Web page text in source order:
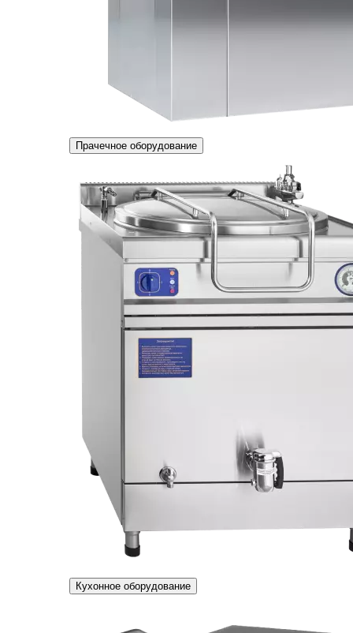
Прачечное оборудование
Кухонное оборудование